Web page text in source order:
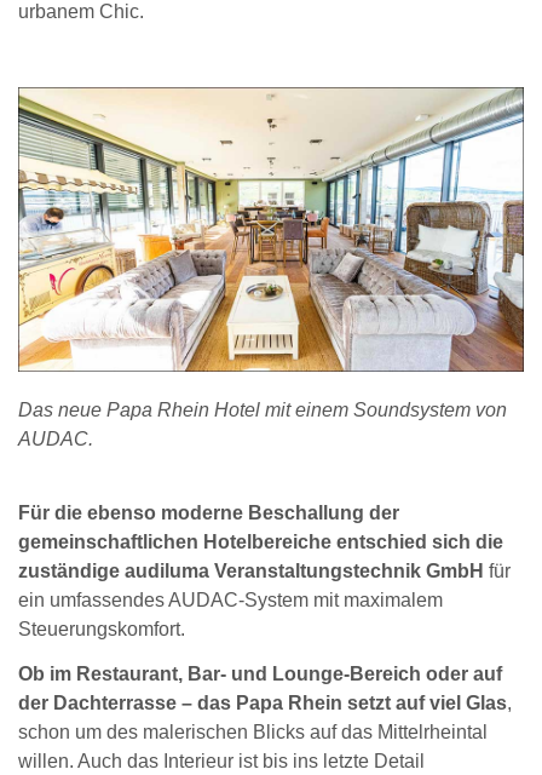
urbanem Chic.
Das neue Papa Rhein Hotel mit einem Soundsystem von
AUDAC.
Für die ebenso moderne Beschallung der
gemeinschaftlichen Hotelbereiche entschied sich die
zuständige audiluma Veranstaltungstechnik GmbH für
ein umfassendes AUDAC-System mit maximalem
Steuerungskomfort.
Ob im Restaurant, Bar- und Lounge-Bereich oder auf
der Dachterrasse – das Papa Rhein setzt auf viel Glas,
schon um des malerischen Blicks auf das Mittelrheintal
willen. Auch das Interieur ist bis ins letzte Detail